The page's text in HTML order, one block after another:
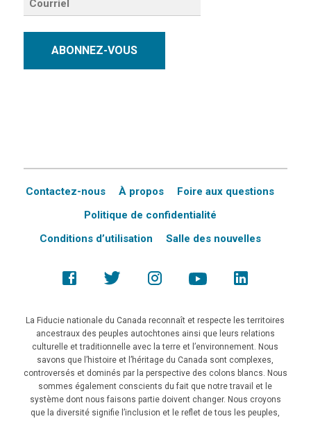
ABONNEZ-VOUS
Contactez-nous À propos
Foire aux questions
Politique de confidentialité
Conditions d’utilisation
Salle des nouvelles
La Fiducie nationale du Canada reconnaît et respecte les territoires
ancestraux des peuples autochtones ainsi que leurs relations
culturelle et traditionnelle avec la terre et l’environnement. Nous
savons que l’histoire et l’héritage du Canada sont complexes,
controversés et dominés par la perspective des colons blancs. Nous
sommes également conscients du fait que notre travail et le
système dont nous faisons partie doivent changer. Nous croyons
que la diversité signifie l’inclusion et le reflet de tous les peuples,